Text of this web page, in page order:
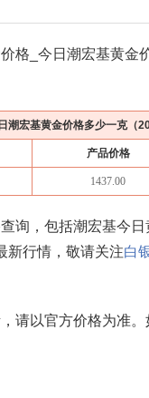
格_今日潮宏基黄金
潮宏基黄金价格多少一克（
产品价格
1437.00
询，包括潮宏基今
新行情，敬请关注白
请以官方价格为准